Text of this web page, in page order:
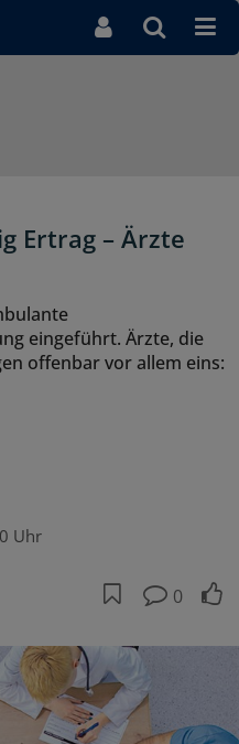
Ertrag – Ärzte
eingeführt. Ärzte, die
offenbar vor allem eins:
Uhr
0